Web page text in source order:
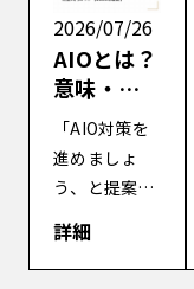
Engine Land
で紹介されて
いた「コンテ
ンツのチャン
ク化」をもと
に、AI時代に
引用されやす
[…]
2026/07/26
AIOとは？
意味・読
み方・
SEOとの
違いを5分
で理解す
る完全入
門ガイド
「AIO対策を
進めましょ
う、と提案さ
が、それって
GoogleのAI
詳細